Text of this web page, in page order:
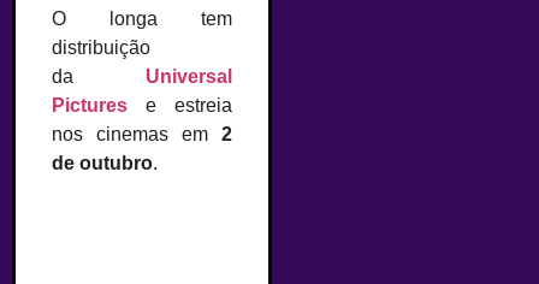
O longa tem
distribuição
da Universal
Pictures e estreia
nos cinemas em 2
de outubro.